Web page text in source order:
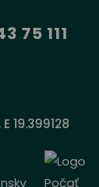
75 111
19.399128